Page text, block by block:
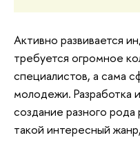
Активно развивается
требуется огромное
специалистов, а сама
молодежи. Разработка
создание разного
такой интересный